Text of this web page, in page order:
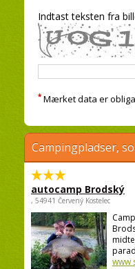
Indtast teksten fra
* Mærket data er
Campingpladser,
autocamp Brodský
, 54941 Červený Kostelec
www